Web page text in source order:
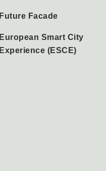
Future Facade
European Smart City
Experience (ESCE)